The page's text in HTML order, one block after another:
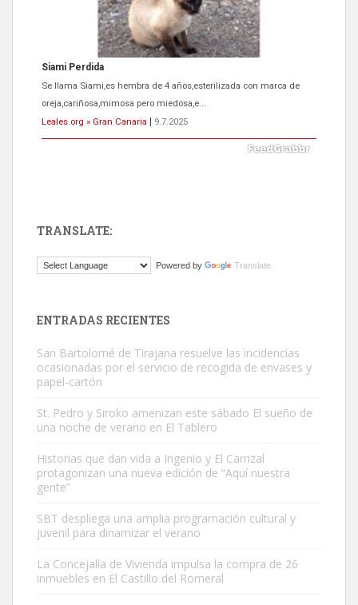
ADOPCIÓN URGENTE GATA TEROR GRAN CANARIA
El ayuntamiento se va a llevar a Los Gatos callejeros de la zona los
próximos días, ella incluida...
Leales.org » Gran Canaria | 9.7.2025
Gato manso encontrado
Leales.org » Gran Canaria | 9.7.2025
Adopción urgente
Busco adopción responsable para mi perra. Pastor alemán,
hembra, 4 años. Por motivos personales ...
TRANSLATE:
Powered by Translate
ENTRADAS RECIENTES
San Bartolomé de Tirajana resuelve las incidencias
ocasionadas por el servicio de recogida de envases y
papel-cartón
St. Pedro y Siroko amenizan este sábado El sueño de
una noche de verano en El Tablero
Historias que dan vida a Ingenio y El Carrizal
protagonizan una nueva edición de “Aquí nuestra
gente”
SBT despliega una amplia programación cultural y
juvenil para dinamizar el verano
La Concejalía de Vivienda impulsa la compra de 26
inmuebles en El Castillo del Romeral